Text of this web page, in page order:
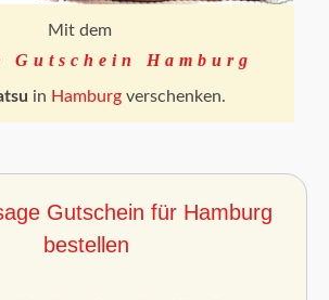
Mit dem
Gutschein Hamburg
in Hamburgverschenken.
Gutschein für Hamburg
bestellen